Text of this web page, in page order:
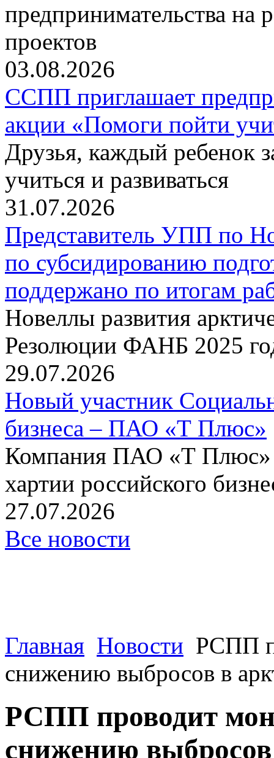
предпринимательства на
проектов
03.08.2026
ССПП приглашает
акции «Помоги пойти
Друзья, каждый ребенок
учиться и развиваться
31.07.2026
Представитель УПП по
по субсидированию
поддержано по итогам
Новеллы развития
Резолюции ФАНБ 2025
29.07.2026
Новый участник
бизнеса – ПАО «Т Плюс»
Компания ПАО «Т Плюс»
хартии российского
27.07.2026
Все новости
Главная Новости РСПП
снижению выбросов в
РСПП проводит
снижению